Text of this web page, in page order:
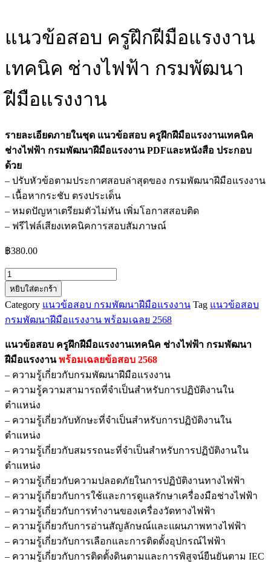
แนวข้อสอบ ครูฝึกฝีมือแรงงาน
เทคนิค ช่างไฟฟ้า กรมพัฒนา
ฝีมือแรงงาน
รายละเอียดภายในชุด แนวข้อสอบ ครูฝึกฝีมือแรงงานเทคนิค
ช่างไฟฟ้า กรมพัฒนาฝีมือแรงงาน PDFและหนังสือ ประกอบ
ด้วย
– ปรับหัวข้อตามประกาศสอบล่าสุดของ กรมพัฒนาฝีมือแรงงาน
– เนื้อหากระชับ ตรงประเด็น
– หมดปัญหาเตรียมตัวไม่ทัน เพิ่มโอกาสสอบติด
– ฟรีไฟล์เสียงเทคนิคการสอบสัมภาษณ์
฿380.00
จำนวน
แนว
ข้อสอบ
ครู
ฝีมือ
แรงงาน
เทคนิค
ช่างไฟ
ฟ้า
กรม
พัฒนา
ฝีมือ
แรงงาน
ชิ้น
หยิบใส่ตะกร้า
Category แนวข้อสอบ กรมพัฒนาฝีมือแรงงาน Tag แนวข้อสอบ
กรมพัฒนาฝีมือแรงงาน พร้อมเฉลย 2568
แนวข้อสอบ ครูฝึกฝีมือแรงงานเทคนิค ช่างไฟฟ้า กรมพัฒนา
ฝีมือแรงงานพร้อมเฉลยข้อสอบ 2568
– ความรู้เกี่ยวกับกรมพัฒนาฝีมือแรงงาน
– ความรู้ความสามารถที่จำเป็นสำหรับการปฏิบัติงานใน
ตำแหน่ง
– ความรู้เกี่ยวกับทักษะที่จำเป็นสำหรับการปฏิบัติงานใน
ตำแหน่ง
– ความรู้เกี่ยวกับสมรรถนะที่จำเป็นสำหรับการปฏิบัติงานใน
ตำแหน่ง
– ความรู้เกี่ยวกับความปลอดภัยในการปฏิบัติงานทางไฟฟ้า
– ความรู้เกี่ยวกับการใช้และการดูแลรักษาเครื่องมือช่างไฟฟ้า
– ความรู้เกี่ยวกับการทำงานของเครื่องวัดทางไฟฟ้า
– ความรู้เกี่ยวกับการอ่านสัญลักษณ์และแผนภาพทางไฟฟ้า
– ความรู้เกี่ยวกับการเลือกและการติดตั้งอุปกรณ์ไฟฟ้า
– ความรู้เกี่ยวกับการติดตั้งดินตามและการพิสูจน์ยืนยันตาม IEC